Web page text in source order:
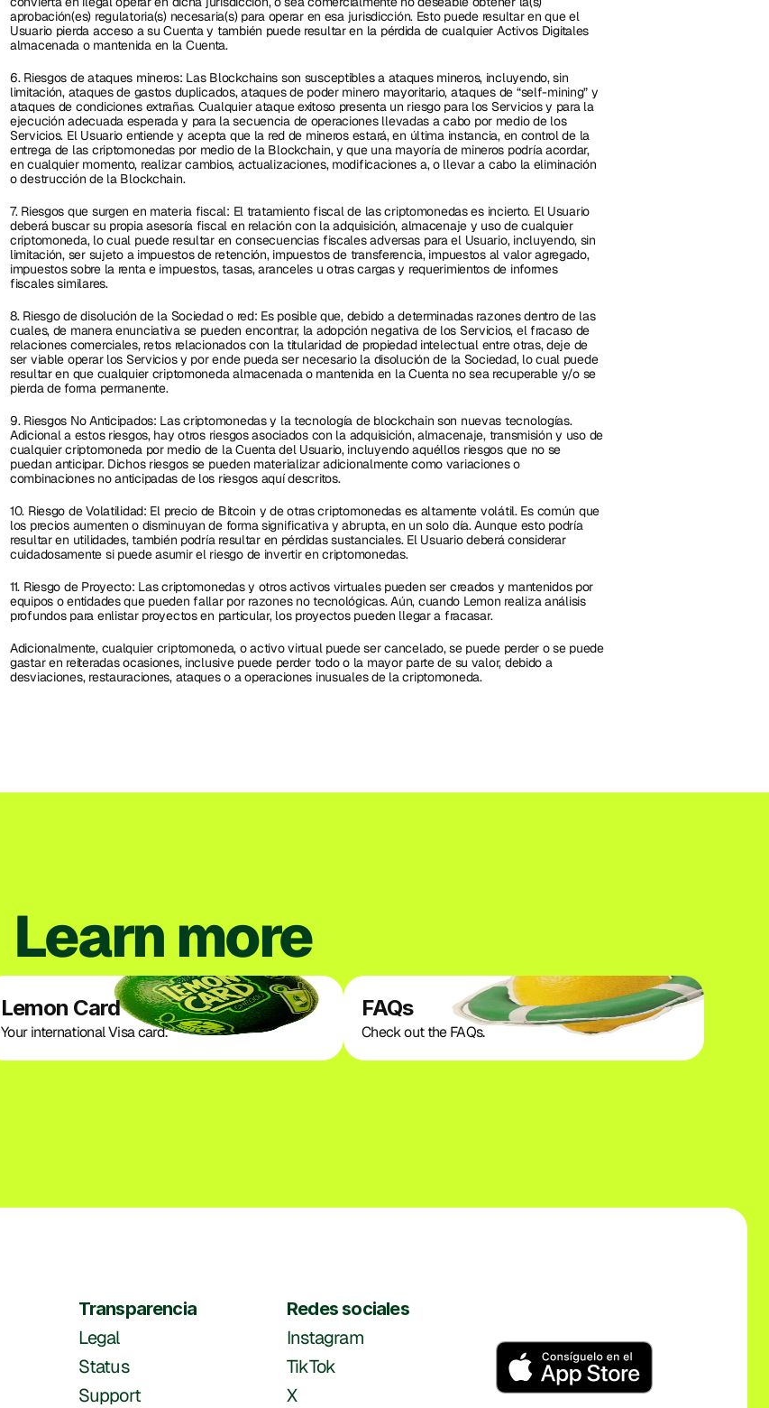
aprobación(es) regulatoria(s) necesaria(s) para operar en esa jurisdicción. Esto puede resultar en que el
Usuario pierda acceso a su Cuenta y también puede resultar en la pérdida de cualquier Activos Digitales
almacenada o mantenida en la Cuenta.
6. Riesgos de ataques mineros: Las Blockchains son susceptibles a ataques mineros, incluyendo, sin
limitación, ataques de gastos duplicados, ataques de poder minero mayoritario, ataques de “self-mining” y
ataques de condiciones extrañas. Cualquier ataque exitoso presenta un riesgo para los Servicios y para la
ejecución adecuada esperada y para la secuencia de operaciones llevadas a cabo por medio de los
Servicios. El Usuario entiende y acepta que la red de mineros estará, en última instancia, en control de la
entrega de las criptomonedas por medio de la Blockchain, y que una mayoría de mineros podría acordar,
en cualquier momento, realizar cambios, actualizaciones, modificaciones a, o llevar a cabo la eliminación
o destrucción de la Blockchain.
7. Riesgos que surgen en materia fiscal: El tratamiento fiscal de las criptomonedas es incierto. El Usuario
deberá buscar su propia asesoría fiscal en relación con la adquisición, almacenaje y uso de cualquier
criptomoneda, lo cual puede resultar en consecuencias fiscales adversas para el Usuario, incluyendo, sin
limitación, ser sujeto a impuestos de retención, impuestos de transferencia, impuestos al valor agregado,
impuestos sobre la renta e impuestos, tasas, aranceles u otras cargas y requerimientos de informes
fiscales similares.
8. Riesgo de disolución de la Sociedad o red: Es posible que, debido a determinadas razones dentro de las
cuales, de manera enunciativa se pueden encontrar, la adopción negativa de los Servicios, el fracaso de
relaciones comerciales, retos relacionados con la titularidad de propiedad intelectual entre otras, deje de
ser viable operar los Servicios y por ende pueda ser necesario la disolución de la Sociedad, lo cual puede
resultar en que cualquier criptomoneda almacenada o mantenida en la Cuenta no sea recuperable y/o se
pierda de forma permanente.
9. Riesgos No Anticipados: Las criptomonedas y la tecnología de blockchain son nuevas tecnologías.
Adicional a estos riesgos, hay otros riesgos asociados con la adquisición, almacenaje, transmisión y uso de
cualquier criptomoneda por medio de la Cuenta del Usuario, incluyendo aquéllos riesgos que no se
puedan anticipar. Dichos riesgos se pueden materializar adicionalmente como variaciones o
combinaciones no anticipadas de los riesgos aquí descritos.
10. Riesgo de Volatilidad: El precio de Bitcoin y de otras criptomonedas es altamente volátil. Es común que
los precios aumenten o disminuyan de forma significativa y abrupta, en un solo día. Aunque esto podría
resultar en utilidades, también podría resultar en pérdidas sustanciales. El Usuario deberá considerar
cuidadosamente si puede asumir el riesgo de invertir en criptomonedas.
11. Riesgo de Proyecto: Las criptomonedas y otros activos virtuales pueden ser creados y mantenidos por
equipos o entidades que pueden fallar por razones no tecnológicas. Aún, cuando Lemon realiza análisis
profundos para enlistar proyectos en particular, los proyectos pueden llegar a fracasar.
Adicionalmente, cualquier criptomoneda, o activo virtual puede ser cancelado, se puede perder o se puede
gastar en reiteradas ocasiones, inclusive puede perder todo o la mayor parte de su valor, debido a
desviaciones, restauraciones, ataques o a operaciones inusuales de la criptomoneda.
Learn more
Lemon Card
Your international Visa card.
FAQs
Check out the FAQs.
Transparencia
Legal
Status
Support
Redes sociales
Instagram
TikTok
X